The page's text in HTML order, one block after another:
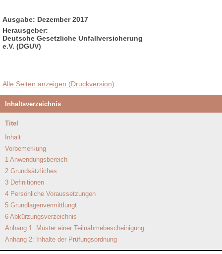
Ausgabe: Dezember 2017
Herausgeber:
Deutsche Gesetzliche Unfallversicherung
e.V. (DGUV)
Alle Seiten anzeigen (Druckversion)
Inhaltsverzeichnis
Titel
Inhalt
Vorbemerkung
1 Anwendungsbereich
2 Grundsätzliches
3 Definitionen
4 Persönliche Voraussetzungen
5 Grundlagenvermittlungt
6 Abkürzungsverzeichnis
Anhang 1: Muster einer Teilnahmebescheinigung
Anhang 2: Inhalte der Prüfungsordnung